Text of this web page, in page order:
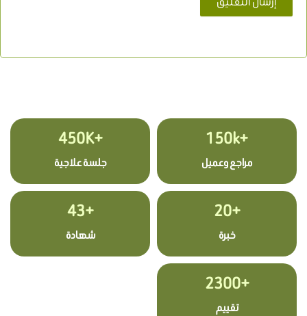
+150k
مراجع وعميل
+450K
جلسة علاجية
+20
خبرة
+43
شهادة
+2300
تقييم